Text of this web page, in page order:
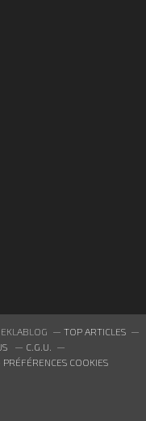
TOP ARTICLES
C.G.U.
PRÉFÉRENCES COOKIES